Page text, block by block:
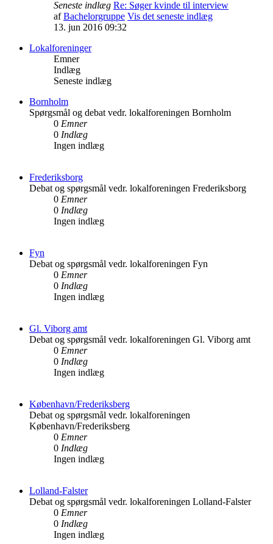
Seneste indlæg Re: Søger kvinde til interview
afBachelorgruppe Vis det seneste indlæg
13. jun 2016 09:32
Lokalforeninger
Emner
Indlæg
Seneste indlæg
Bornholm
Spørgsmål og debat vedr. lokalforeningen Bornholm
0 Emner
0 Indlæg
Ingen indlæg
Frederiksborg
Debat og spørgsmål vedr. lokalforeningen Frederiksborg
0 Emner
0 Indlæg
Ingen indlæg
Fyn
Debat og spørgsmål vedr. lokalforeningen Fyn
0 Emner
0 Indlæg
Ingen indlæg
Gl. Viborg amt
Debat og spørgsmål vedr. lokalforeningen Gl. Viborg amt
0 Emner
0 Indlæg
Ingen indlæg
København/Frederiksberg
Debat og spørgsmål vedr. lokalforeningen
København/Frederiksberg
0 Emner
0 Indlæg
Ingen indlæg
Lolland-Falster
Debat og spørgsmål vedr. lokalforeningen Lolland-Falster
0 Emner
0 Indlæg
Ingen indlæg